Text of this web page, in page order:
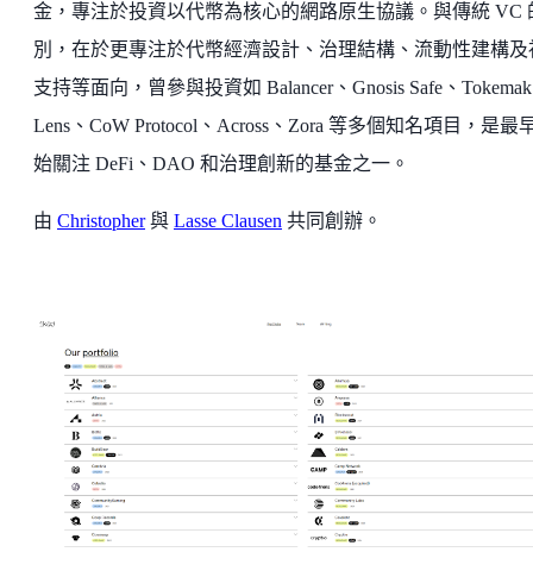
金，專注於投資以代幣為核心的網路原生協議。與傳統 VC
別，在於更專注於代幣經濟設計、治理結構、流動性建構及
支持等面向，曾參與投資如 Balancer、Gnosis Safe、
Lens、CoW Protocol、Across、Zora 等多個知名項目，是最
始關注 DeFi、DAO 和治理創新的基金之一。
由 Christopher與 Lasse Clausen 共同創辦。